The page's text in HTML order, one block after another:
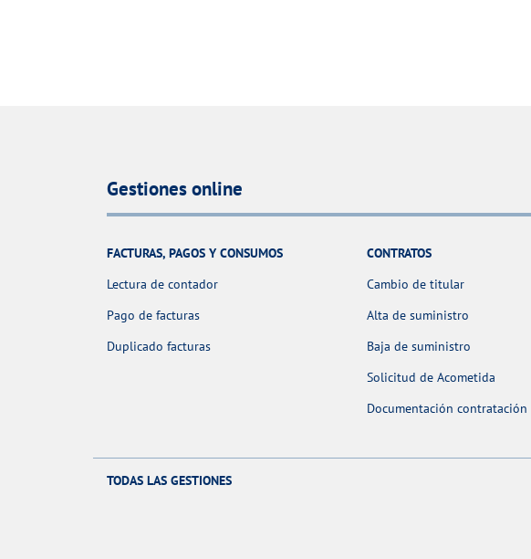
Gestiones online
FACTURAS, PAGOS Y CONSUMOS
Lectura de contador
Pago de facturas
Duplicado facturas
CONTRATOS
Cambio de titular
Alta de suministro
Baja de suministro
Solicitud de Acometida
Documentación contratación
TODAS LAS GESTIONES